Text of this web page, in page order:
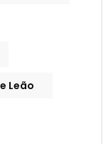
Leão